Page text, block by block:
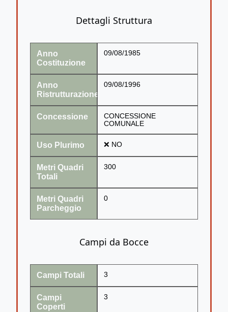
Dettagli Struttura
Anno
Costituzione
09/08/1985
Anno
Ristrutturazione
09/08/1996
Concessione
CONCESSIONE
COMUNALE
Uso Plurimo ❌ NO
Metri Quadri
Totali
300
Metri Quadri
Parcheggio
0
Campi da Bocce
Campi Totali 3
Campi
Coperti
3